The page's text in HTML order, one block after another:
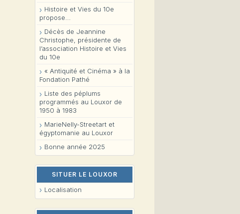
Histoire et Vies du 10e
propose…
Décès de Jeannine
Christophe, présidente de
l’association Histoire et Vies
du 10e
« Antiquité et Cinéma » à la
Fondation Pathé
Liste des péplums
programmés au Louxor de
1950 à 1983
MarieNelly-Streetart et
égyptomanie au Louxor
Bonne année 2025
SITUER LE LOUXOR
Localisation